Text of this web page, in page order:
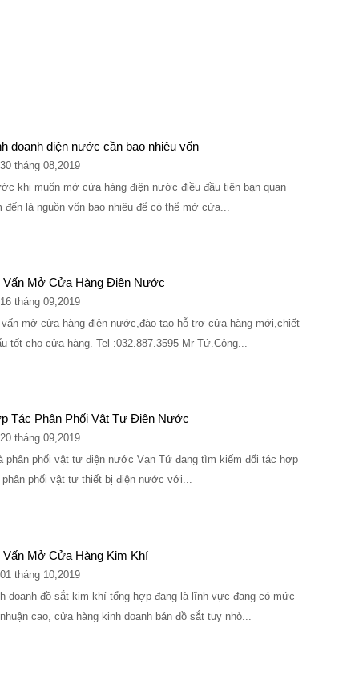
doanh điện nước cần bao nhiêu vốn
30 tháng 08,2019
khi muốn mở cửa hàng điện nước điều đầu tiên bạn quan
đến là nguồn vốn bao nhiêu để có thể mở cửa...
Vấn Mở Cửa Hàng Điện Nước
16 tháng 09,2019
mở cửa hàng điện nước,đào tạo hỗ trợ cửa hàng mới,chiết
tốt cho cửa hàng. Tel :032.887.3595 Mr Tứ.Công...
Tác Phân Phối Vật Tư Điện Nước
20 tháng 09,2019
phân phối vật tư điện nước Vạn Tứ đang tìm kiếm đối tác hợp
phân phối vật tư thiết bị điện nước với...
Mở Cửa Hàng Kim Khí
01 tháng 10,2019
doanh đồ sắt kim khí tổng hợp đang là lĩnh vực đang có mức
cao, cửa hàng kinh doanh bán đồ sắt tuy nhỏ...